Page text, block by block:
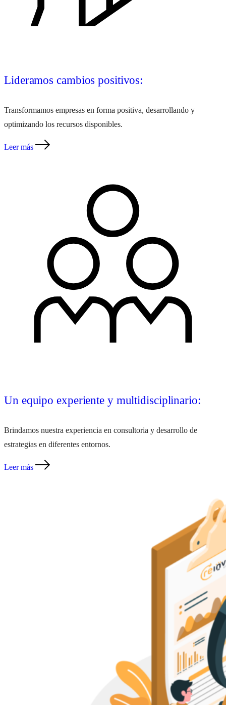
Lideramos cambios positivos:
Transformamos empresas en forma positiva, desarrollando y
optimizando los recursos disponibles.
Leer más
Un equipo experiente y multidisciplinario:
Brindamos nuestra experiencia en consultoria y desarrollo de
estrategias en diferentes entornos.
Leer más